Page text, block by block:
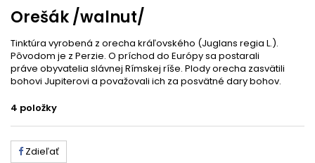
Orešák /walnut/
Tinktúra vyrobená z orecha kráľovského (Juglans regia L.).
Pôvodom je z Perzie. O príchod do Európy sa postarali
práve obyvatelia slávnej Rímskej ríše. Plody orecha zasvätili
bohovi Jupiterovi a považovali ich za posvätné dary bohov.
4 položky
Zdieľať